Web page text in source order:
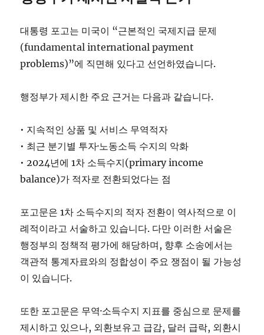
대통령 포고는 미국이 “근본적인 국제지급 문제
(fundamental international payment
problems)”에 직면해 있다고 선언하였습니다.
행정부가 제시한 주요 근거는 다음과 같습니다.
• 지속적인 상품 및 서비스 무역적자
• 최근 분기별 투자·노동소득 수지의 악화
• 2024년에 1차 소득수지(primary income
balance)가 적자로 전환되었다는 점
포고문은 1차 소득수지의 적자 전환이 역사적으로 이
례적이라고 서술하고 있습니다. 다만 이러한 서술은
행정부의 정책적 평가에 해당하며, 향후 소송에서는
객관적 통계자료와의 정합성이 주요 쟁점이 될 가능성
이 있습니다.
또한 포고문은 무역·소득수지 지표를 중심으로 문제를
제시하고 있으나, 외환보유고 급감, 달러 급락, 외환시